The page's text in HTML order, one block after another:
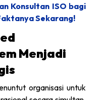
Konsultan ISO bagi
Sekarang!
Menjadi
organisasi untuk